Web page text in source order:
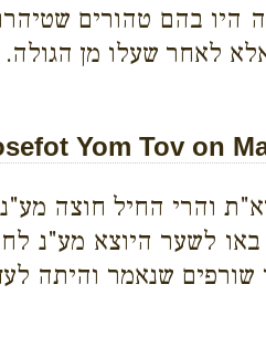
היו בהם טהורים
לאחר שעלו מן
Yom Tov on
והרי החיל חוצה
לשער היוצא מע"נ
שורפים שנאמר והיתה